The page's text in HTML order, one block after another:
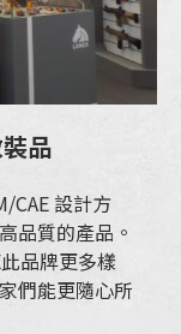
品
CAE 設計方
品質的產品。
品牌更多樣
們能更隨心所